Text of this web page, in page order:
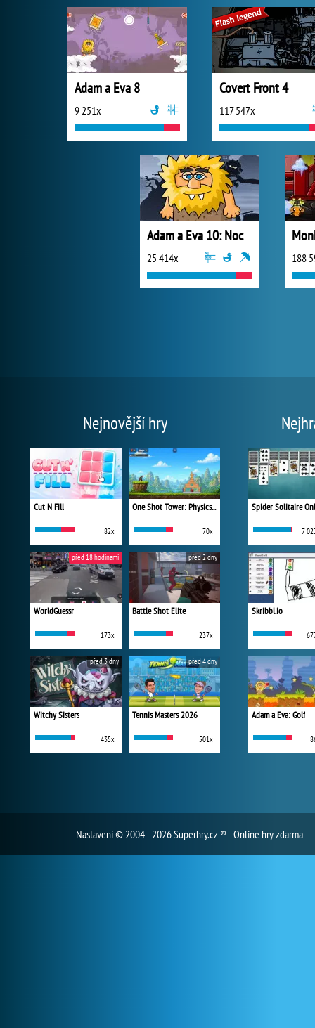
Adam a Eva 8
9 251x
Covert Front 4
117 547x
Adam a Eva 10: Noc
25 414x 188
Nejnovější hry
Cut N Fill
82x
One Shot Tower: Physics Destroyer
70x
WorldGuessr
173x
před 18 hodinami
Battle Shot Elite
237x
před 2 dny
Witchy Sisters
435x
před 3 dny
Tennis Masters 2026
501x
před 4 dny
Spider Solitaire
7
Skribbl.io
Adam a Eva: Golf
Nastavení© 2004 - 2026 Superhry.cz ® - Online hry zdarma